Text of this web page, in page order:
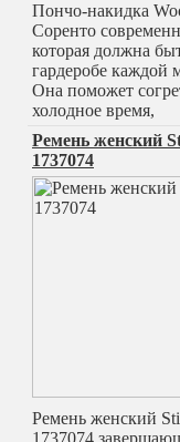
Пончо-накидка
Соренто
которая должна
гардеробе каждой
Она поможет
холодное время,
Ремень женский
1737074
Ремень женский